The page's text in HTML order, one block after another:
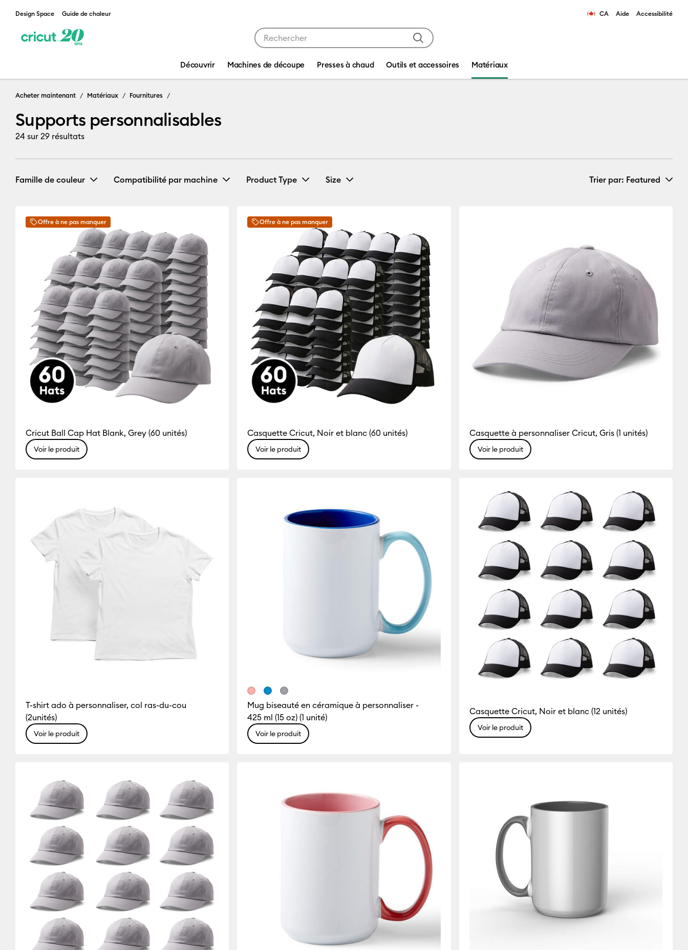
Design Space Guide de chaleur CA Aide Accessibilité
Découvrir Machines de découpe Presses à chaud Outils et accessoires Matériaux
Acheter maintenant Matériaux Fournitures
Supports personnalisables
24 sur 29 résultats
Famille de couleur
Noir
Affiner par Famille de couleur : Noir
Gris
(4)
Affiner par Famille de couleur : Gris
(21)
Affiner par Famille de couleur : Blanc
Compatibilité par machine
Cricut Explore 3 & 4 Affiner par Compatibilité par machine : Cricut Explore 3 & 4
Cricut Explore 5 (1) Affiner par Compatibilité par machine : Cricut Explore 5
Cricut Explore Machines Affiner par Compatibilité par machine : Cricut Explore Machines
Cricut Joy & Joy 2 Affiner par Compatibilité par machine : Cricut Joy & Joy 2
Cricut Maker (12)Affiner par Compatibilité par machine : Cricut Maker
Cricut Maker 3 & 4 Affiner par Compatibilité par machine : Cricut Maker 3 & 4
Cricut Mug Press (10) Affiner par Compatibilité par machine : Cricut Mug Press
Product Type Size
1-Pack (1)Affiner par Size : 1-Pack
3-Pack (2)Affiner par Size : 3-Pack
L (5)Affiner par Size : L
M (5)Affiner par Size : M
S (6)Affiner par Size : S
XL Affiner par Size : XL
XXL (3)Affiner par Size : XXL
Trier par: Featured
Price Low to High
Price High to Low
Most Popular
Top Sellers
Avis des clients
Offre à ne pas manquer
Cricut Ball Cap Hat Blank, Grey (60 unités)
Voir le produit
Offre à ne pas manquer
Casquette Cricut, Noir et blanc (60 unités)
Voir le produit
Casquette à personnaliser Cricut, Gris (1 unités)
Voir le produit
T-shirt ado à personnaliser, col ras-du-cou
(2unités)
Voir le produit
Mug biseauté en céramique à personnaliser -
425 ml (15 oz) (1 unité)
Voir le produit
Casquette Cricut, Noir et blanc (12 unités)
Voir le produit